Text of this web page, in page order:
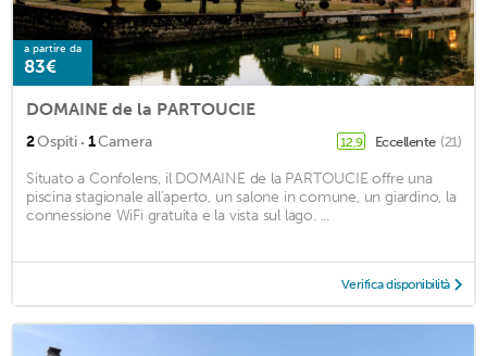
a partire da
83€
DOMAINE de la PARTOUCIE
2Ospiti · 1Camera 12,9 Eccellente (21)
Situato a Confolens, il DOMAINE de la PARTOUCIE offre una
piscina stagionale all'aperto, un salone in comune, un giardino, la
connessione WiFi gratuita e la vista sul lago. ...
Verifica disponibilità